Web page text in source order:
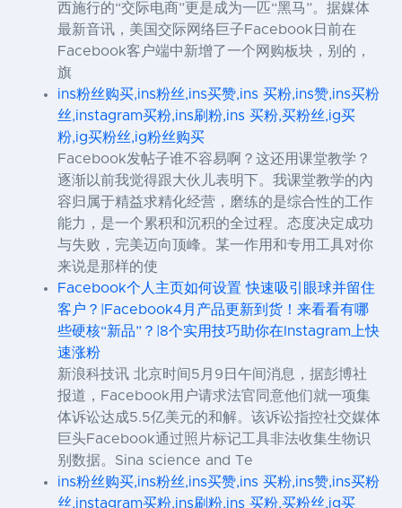
西施行的“交际电商”更是成为一匹“黑马”。据媒体
最新音讯，美国交际网络巨子Facebook日前在
Facebook客户端中新增了一个网购板块，别的，
旗
ins粉丝购买,ins粉丝,ins买赞,ins 买粉,ins赞,ins买粉
丝,instagram买粉,ins刷粉,ins 买粉,买粉丝,ig买
粉,ig买粉丝,ig粉丝购买
Facebook发帖子谁不容易啊？这还用课堂教学？
逐渐以前我觉得跟大伙儿表明下。我课堂教学的內
容归属于精益求精化经营，磨练的是综合性的工作
能力，是一个累积和沉积的全过程。态度决定成功
与失败，完美迈向顶峰。某一作用和专用工具对你
来说是那样的使
Facebook个人主页如何设置 快速吸引眼球并留住
客户？|Facebook4月产品更新到货！来看看有哪
些硬核“新品”？|8个实用技巧助你在Instagram上快
速涨粉
新浪科技讯 北京时间5月9日午间消息，据彭博社
报道，Facebook用户请求法官同意他们就一项集
体诉讼达成5.5亿美元的和解。该诉讼指控社交媒体
巨头Facebook通过照片标记工具非法收集生物识
别数据。Sina science and Te
ins粉丝购买,ins粉丝,ins买赞,ins 买粉,ins赞,ins买粉
丝,instagram买粉,ins刷粉,ins 买粉,买粉丝,ig买